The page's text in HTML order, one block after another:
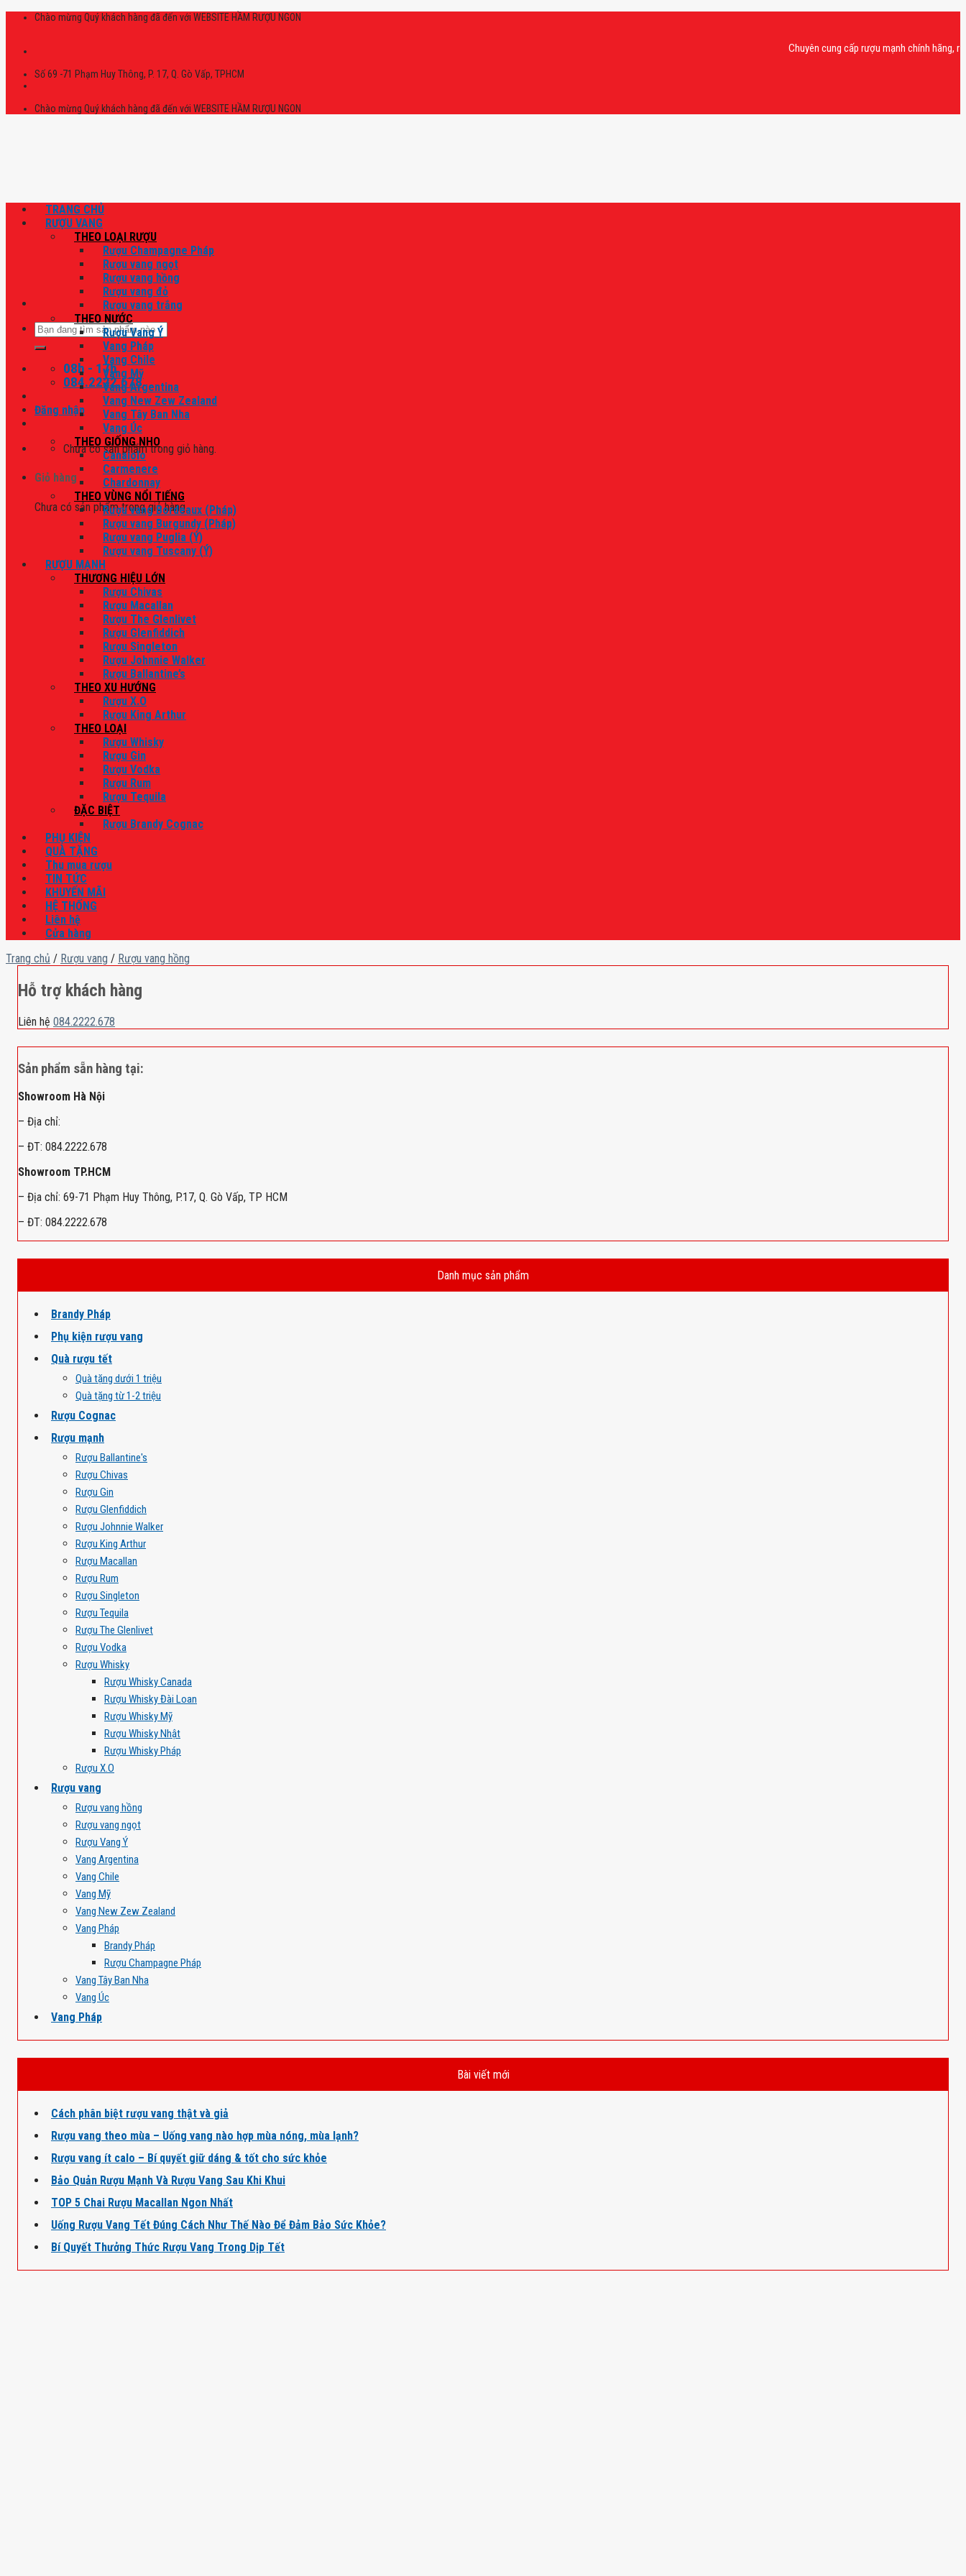
Skip
Chào mừng Quý khách hàng đã đến với WEBSITE HẦM RƯỢU NGON
Chuyên cung cấp rượu mạnh chính hãng, rượu
Số 69 -71 Phạm Huy Thông, P. 17, Q. Gò Vấp, TPHCM
Chào mừng Quý khách hàng đã đến với WEBSITE HẦM RƯỢU NGON
Tìm
kiếm:
08h - 17h
084.2222.678
Đăng nhập
Chưa có sản phẩm trong giỏ hàng.
Giỏ hàng
Chưa có sản phẩm trong giỏ hàng.
TRANG CHỦ
RƯỢU VANG
THEO LOẠI RƯỢU
Rượu Champagne Pháp
Rượu vang ngọt
Rượu vang hồng
Rượu vang đỏ
Rượu vang trắng
THEO NƯỚC
Rượu Vang Ý
Vang Pháp
Vang Chile
Vang Mỹ
Vang Argentina
Vang New Zew Zealand
Vang Tây Ban Nha
Vang Úc
THEO GIỐNG NHO
Canaiolo
Carmenere
Chardonnay
THEO VÙNG NỔI TIẾNG
Rượu vang Bordeaux (Pháp)
Rượu vang Burgundy (Pháp)
Rượu vang Puglia (Ý)
Rượu vang Tuscany (Ý)
RƯỢU MẠNH
THƯƠNG HIỆU LỚN
Rượu Chivas
Rượu Macallan
Rượu The Glenlivet
Rượu Glenfiddich
Rượu Singleton
Rượu Johnnie Walker
Rượu Ballantine’s
THEO XU HƯỚNG
Rượu X.O
Rượu King Arthur
THEO LOẠI
Rượu Whisky
Rượu Gin
Rượu Vodka
Rượu Rum
Rượu Tequila
ĐẶC BIỆT
Rượu Brandy Cognac
PHỤ KIỆN
QUÀ TẶNG
Thu mua rượu
TIN TỨC
KHUYẾN MÃI
HỆ THỐNG
Liên hệ
Cửa hàng
Trang chủ / Rượu vang / Rượu vang hồng
Hỗ trợ khách hàng
Liên hệ 084.2222.678
Sản phẩm sẵn hàng tại:
Showroom Hà Nội
– Địa chỉ:
– ĐT: 084.2222.678
Showroom TP.HCM
– Địa chỉ: 69-71 Phạm Huy Thông, P.17, Q. Gò Vấp, TP HCM
– ĐT: 084.2222.678
Danh mục sản phẩm
Brandy Pháp
Phụ kiện rượu vang
Quà rượu tết
Quà tặng dưới 1 triệu
Quà tặng từ 1-2 triệu
Rượu Cognac
Rượu mạnh
Rượu Ballantine's
Rượu Chivas
Rượu Gin
Rượu Glenfiddich
Rượu Johnnie Walker
Rượu King Arthur
Rượu Macallan
Rượu Rum
Rượu Singleton
Rượu Tequila
Rượu The Glenlivet
Rượu Vodka
Rượu Whisky
Rượu Whisky Canada
Rượu Whisky Đài Loan
Rượu Whisky Mỹ
Rượu Whisky Nhật
Rượu Whisky Pháp
Rượu X.O
Rượu vang
Rượu vang hồng
Rượu vang ngọt
Rượu Vang Ý
Vang Argentina
Vang Chile
Vang Mỹ
Vang New Zew Zealand
Vang Pháp
Brandy Pháp
Rượu Champagne Pháp
Vang Tây Ban Nha
Vang Úc
Vang Pháp
Bài viết mới
Cách phân biệt rượu vang thật và giả
Rượu vang theo mùa – Uống vang nào hợp mùa nóng, mùa lạnh?
Rượu vang ít calo – Bí quyết giữ dáng & tốt cho sức khỏe
Bảo Quản Rượu Mạnh Và Rượu Vang Sau Khi Khui
TOP 5 Chai Rượu Macallan Ngon Nhất
Uống Rượu Vang Tết Đúng Cách Như Thế Nào Để Đảm Bảo Sức Khỏe?
Bí Quyết Thưởng Thức Rượu Vang Trong Dịp Tết